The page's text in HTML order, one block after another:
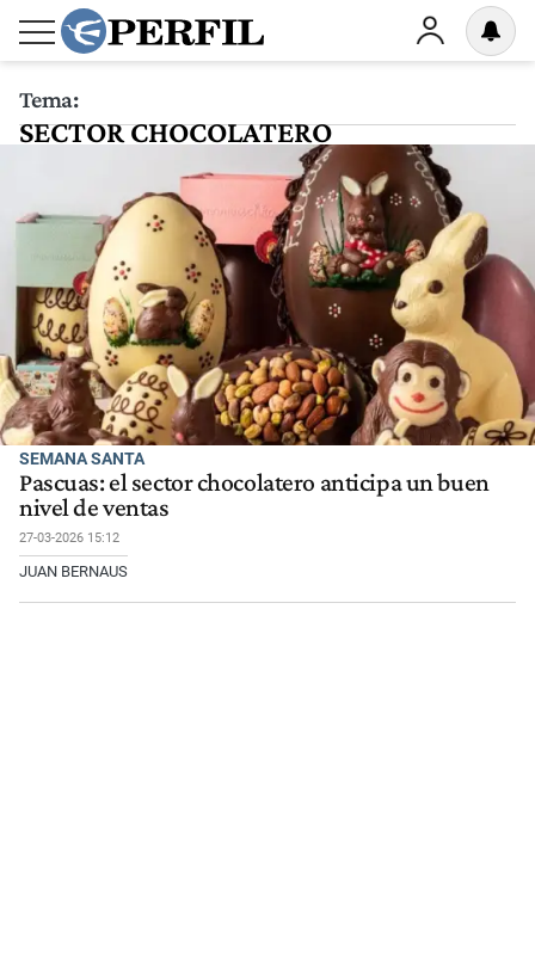
Tema:
SECTOR CHOCOLATERO
SEMANA SANTA
Pascuas: el sector chocolatero anticipa un buen
nivel de ventas
27-03-2026 15:12
JUAN BERNAUS